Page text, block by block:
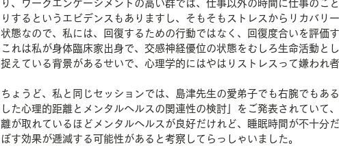
り、ワークエンゲージメントの高い群では、仕事以外の時間に仕事のこ
りするというエビデンスもありますし、そもそもストレスからリカバリ
状態なので、私には、回復するための行動ではなく、回復度合いを評価
これは私が身体臨床家出身で、交感神経優位の状態をむしろ生命活動と
捉えている背景があるせいで、心理学的にはやはりストレスって嫌われ
ちょうど、私と同じセッションでは、島津先生の愛弟子でも右腕でもあ
した心理的距離とメンタルヘルスの関連性の検討」をご発表されていて
離が取れているほどメンタルヘルスが良好だけれど、睡眠時間が不十分
ぼす効果が逓減する可能性があると考察してらっしゃいました。